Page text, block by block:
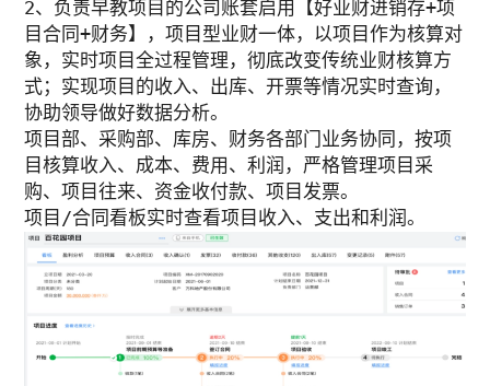
2、负责早教项目的公司账套启用【好业财进销存+项
目合同+财务】，项目型业财一体，以项目作为核算对
象，实时项目全过程管理，彻底改变传统业财核算方
式；实现项目的收入、出库、开票等情况实时查询，
协助领导做好数据分析。
项目部、采购部、库房、财务各部门业务协同，按项
目核算收入、成本、费用、利润，严格管理项目采
购、项目往来、资金收付款、项目发票。
项目/合同看板实时查看项目收入、支出和利润。